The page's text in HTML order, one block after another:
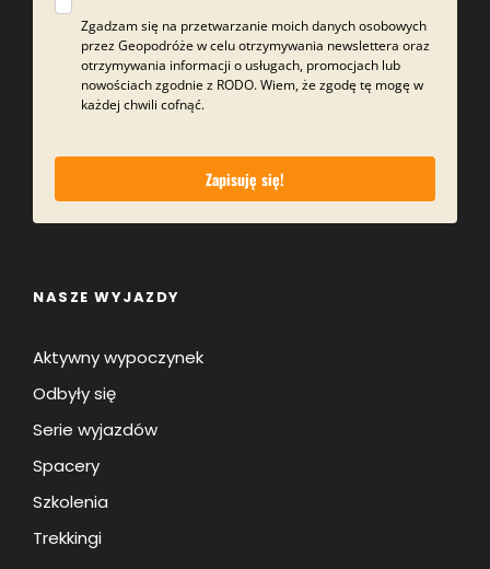
Zgadzam się na przetwarzanie moich danych osobowych
przez Geopodróże w celu otrzymywania newslettera oraz
otrzymywania informacji o usługach, promocjach lub
nowościach zgodnie z RODO. Wiem, że zgodę tę mogę w
każdej chwili cofnąć.
Zapisuję się!
NASZE WYJAZDY
Aktywny wypoczynek
Odbyły się
Serie wyjazdów
Spacery
Szkolenia
Trekkingi